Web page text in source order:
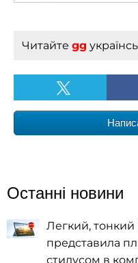
Читайте gg
Останні новини
Легкий, тонкий
представила
стилусом в